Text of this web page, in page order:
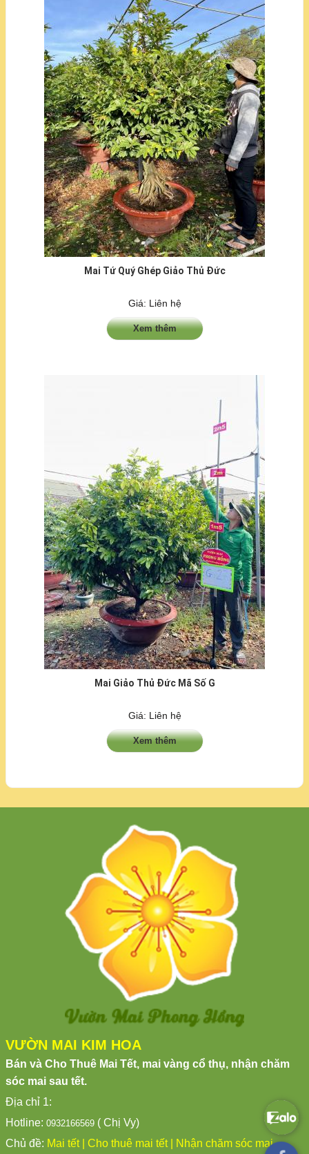
Mai Tứ Quý Ghép Giảo Thủ Đức
Giá: Liên hệ
Xem thêm
Mai Giảo Thủ Đức Mã Số G
Giá: Liên hệ
Xem thêm
VƯỜN MAI KIM HOA
Bán và Cho Thuê Mai Tết, mai vàng cổ thụ, nhận chăm
sóc mai sau tết.
Địa chỉ 1:
Hotline: 0932166569 ( Chị Vy)
Chủ đề: Mai tết Cho thuê mai tết| Nhận chăm sóc mai